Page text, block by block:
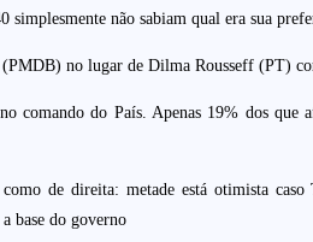
não sabiam qual era sua
no lugar de Dilma Rousseff (PT)
comando do País. Apenas 19% dos
de direita: metade está otimista
base do governo